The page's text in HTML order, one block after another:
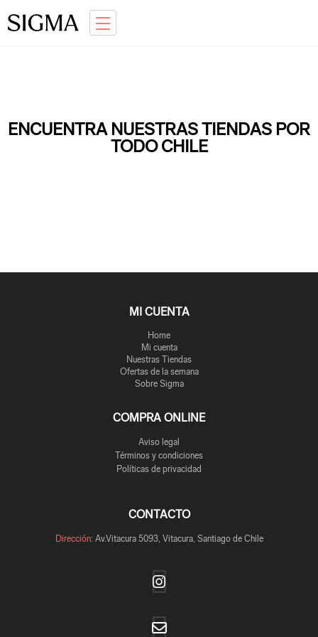
Ir
Saltar
ENCUENTRA NUESTRAS TIENDAS POR
TODO CHILE
MI CUENTA
Home
Mi cuenta
Nuestras Tiendas
Ofertas de la semana
Sobre Sigma
COMPRA ONLINE
Aviso legal
Términos y condiciones
Políticas de privacidad
CONTACTO
Dirección:Av.Vitacura 5093, Vitacura, Santiago de Chile